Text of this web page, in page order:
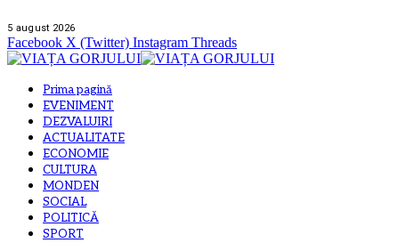
5 august 2026
Facebook X (Twitter) Instagram Threads
Prima pagină
EVENIMENT
DEZVALUIRI
ACTUALITATE
ECONOMIE
CULTURA
MONDEN
SOCIAL
POLITICĂ
SPORT